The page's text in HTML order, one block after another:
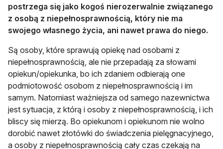
postrzega się jako kogoś nierozerwalnie związanego
z osobą z niepełnosprawnością, który nie ma
swojego własnego życia, ani nawet prawa do niego.
Są osoby, które sprawują opiekę nad osobami z
niepełnosprawnością, ale nie przepadają za słowami
opiekun/opiekunka, bo ich zdaniem odbierają one
podmiotowość osobom z niepełnosprawnością i im
samym. Natomiast ważniejsza od samego nazewnictwa
jest sytuacja, z którą i osoby z niepełnosprawnością, i ich
bliscy się mierzą. Bo opiekunom i opiekunom nie wolno
dorobić nawet złotówki do świadczenia pielęgnacyjnego,
a osoby z niepełnosprawnością cały czas czekają na